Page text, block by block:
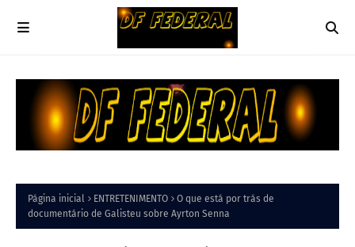
Página inicial ENTRETENIMENTO
O que está por trás de
documentário de Galisteu sobre Ayrton Senna